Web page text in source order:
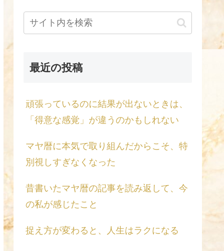
最近の投稿
頑張っているのに結果が出ないときは、
「得意な感覚」が違うのかもしれない
マヤ暦に本気で取り組んだからこそ、特
別視しすぎなくなった
昔書いたマヤ暦の記事を読み返して、今
の私が感じたこと
捉え方が変わると、人生はラクになる